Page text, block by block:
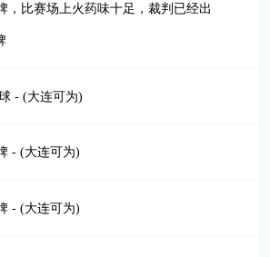
，比赛场上火药味十足，裁判已经出
- (大连可为)
- (大连可为)
- (大连可为)